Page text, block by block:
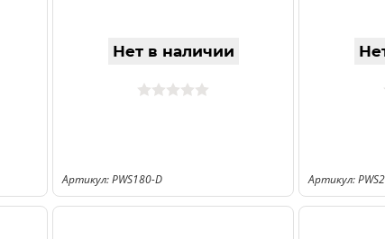
Нет в наличии
Артикул: РWS180-D Артикул: